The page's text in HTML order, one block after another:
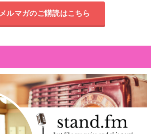
メルマガのご購読はこちら